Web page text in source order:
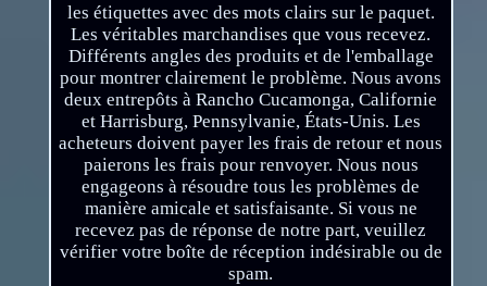
les étiquettes avec des mots clairs sur le paquet.
Les véritables marchandises que vous recevez.
Différents angles des produits et de l'emballage
pour montrer clairement le problème. Nous avons
deux entrepôts à Rancho Cucamonga, Californie
et Harrisburg, Pennsylvanie, États-Unis. Les
acheteurs doivent payer les frais de retour et nous
paierons les frais pour renvoyer. Nous nous
engageons à résoudre tous les problèmes de
manière amicale et satisfaisante. Si vous ne
recevez pas de réponse de notre part, veuillez
vérifier votre boîte de réception indésirable ou de
spam.